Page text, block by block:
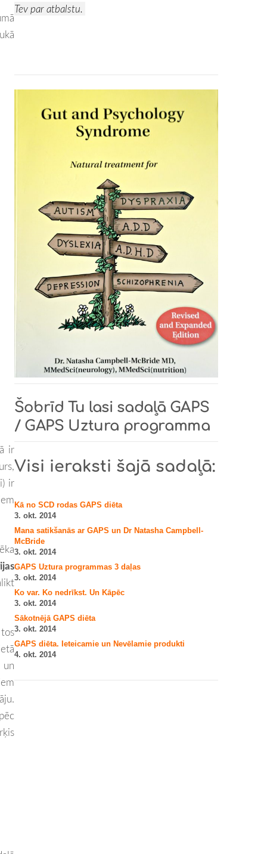
Tev par atbalstu.
Šobrīd Tu lasi sadaļā GAPS
/ GAPS Uztura programma
Visi ieraksti šajā sadaļā:
Kā no SCD rodas GAPS diēta
3. okt. 2014
Mana satikšanās ar GAPS un Dr Natasha Campbell-
McBride
3. okt. 2014
GAPS Uztura programmas 3 daļas
3. okt. 2014
Ko var. Ko nedrīkst. Un Kāpēc
3. okt. 2014
Sākotnējā GAPS diēta
3. okt. 2014
GAPS diēta. Ieteicamie un Nevēlamie produkti
4. okt. 2014
ir
ir